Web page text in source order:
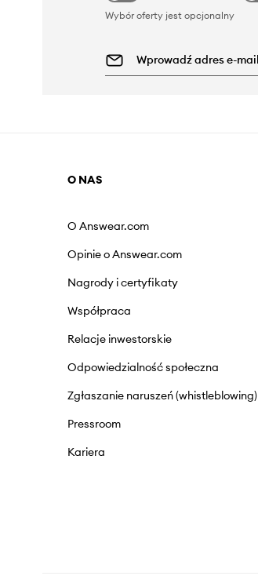
Wybór oferty jest opcjonalny
O NAS
O Answear.com
Opinie o Answear.com
Nagrody i certyfikaty
Współpraca
Relacje inwestorskie
Odpowiedzialność społeczna
Zgłaszanie naruszeń (whistleblowing)
Pressroom
Kariera